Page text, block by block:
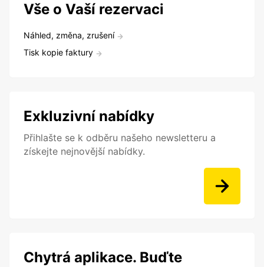
Vše o Vaší rezervaci
Náhled, změna, zrušení
Tisk kopie faktury
Exkluzivní nabídky
Přihlašte se k odběru našeho newsletteru a
získejte nejnovější nabídky.
Chytrá aplikace. Buďte